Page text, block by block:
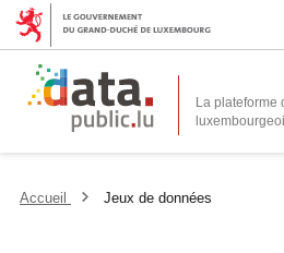
La plateforme
Accueil Jeux de données